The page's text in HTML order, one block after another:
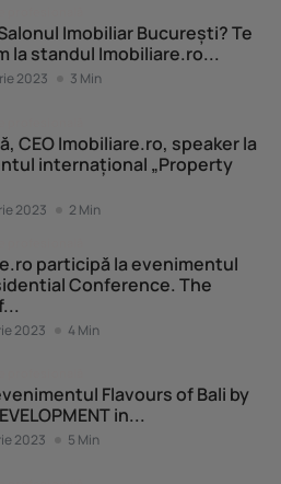
Imobiliar București? Te
la standul Imobiliare.ro...
2023 3 Min
CEO Imobiliare.ro, speaker la
internațional „Property
2023 2 Min
participă la evenimentul
Conference. The
2023 4 Min
Flavours of Bali by
in...
2023 5 Min